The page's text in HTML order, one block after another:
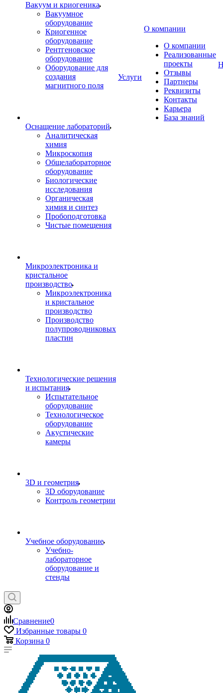
Вакуум и криогеника
Вакуумное
оборудование
Криогенное
оборудование
Рентгеновское
оборудование
Оборудование для
создания
магнитного поля
Оснащение лабораторий
Аналитическая
химия
Микроскопия
Общелабораторное
оборудование
Биологические
исследования
Органическая
химия и синтез
Пробоподготовка
Чистые помещения
Микроэлектроника и
кристальное
производство
Микроэлектроника
и кристальное
производство
Производство
полупроводниковых
пластин
Технологические решения
и испытания
Испытательное
оборудование
Технологическое
оборудование
Акустические
камеры
3D и геометрия
3D оборудование
Контроль геометрии
Учебное оборудование
Учебно-
лабораторное
оборудование и
стенды
Услуги
О компании
О компании
Реализованные
проекты
Отзывы
Партнеры
Реквизиты
Контакты
Карьера
База знаний
Сравнение0
Избранные товары 0
Корзина 0